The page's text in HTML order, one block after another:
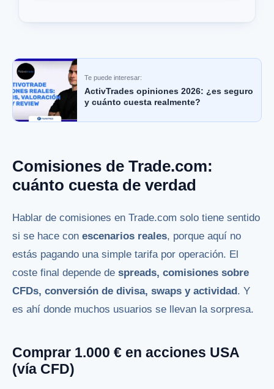
Te puede interesar:
ActivTrades opiniones 2026: ¿es seguro
y cuánto cuesta realmente?
Comisiones de Trade.com:
cuánto cuesta de verdad
Hablar de comisiones en Trade.com solo tiene sentido
si se hace con escenarios reales, porque aquí no
estás pagando una simple tarifa por operación. El
coste final depende de spreads, comisiones sobre
CFDs, conversión de divisa, swaps y actividad. Y
es ahí donde muchos usuarios se llevan la sorpresa.
Comprar 1.000 € en acciones USA
(vía CFD)